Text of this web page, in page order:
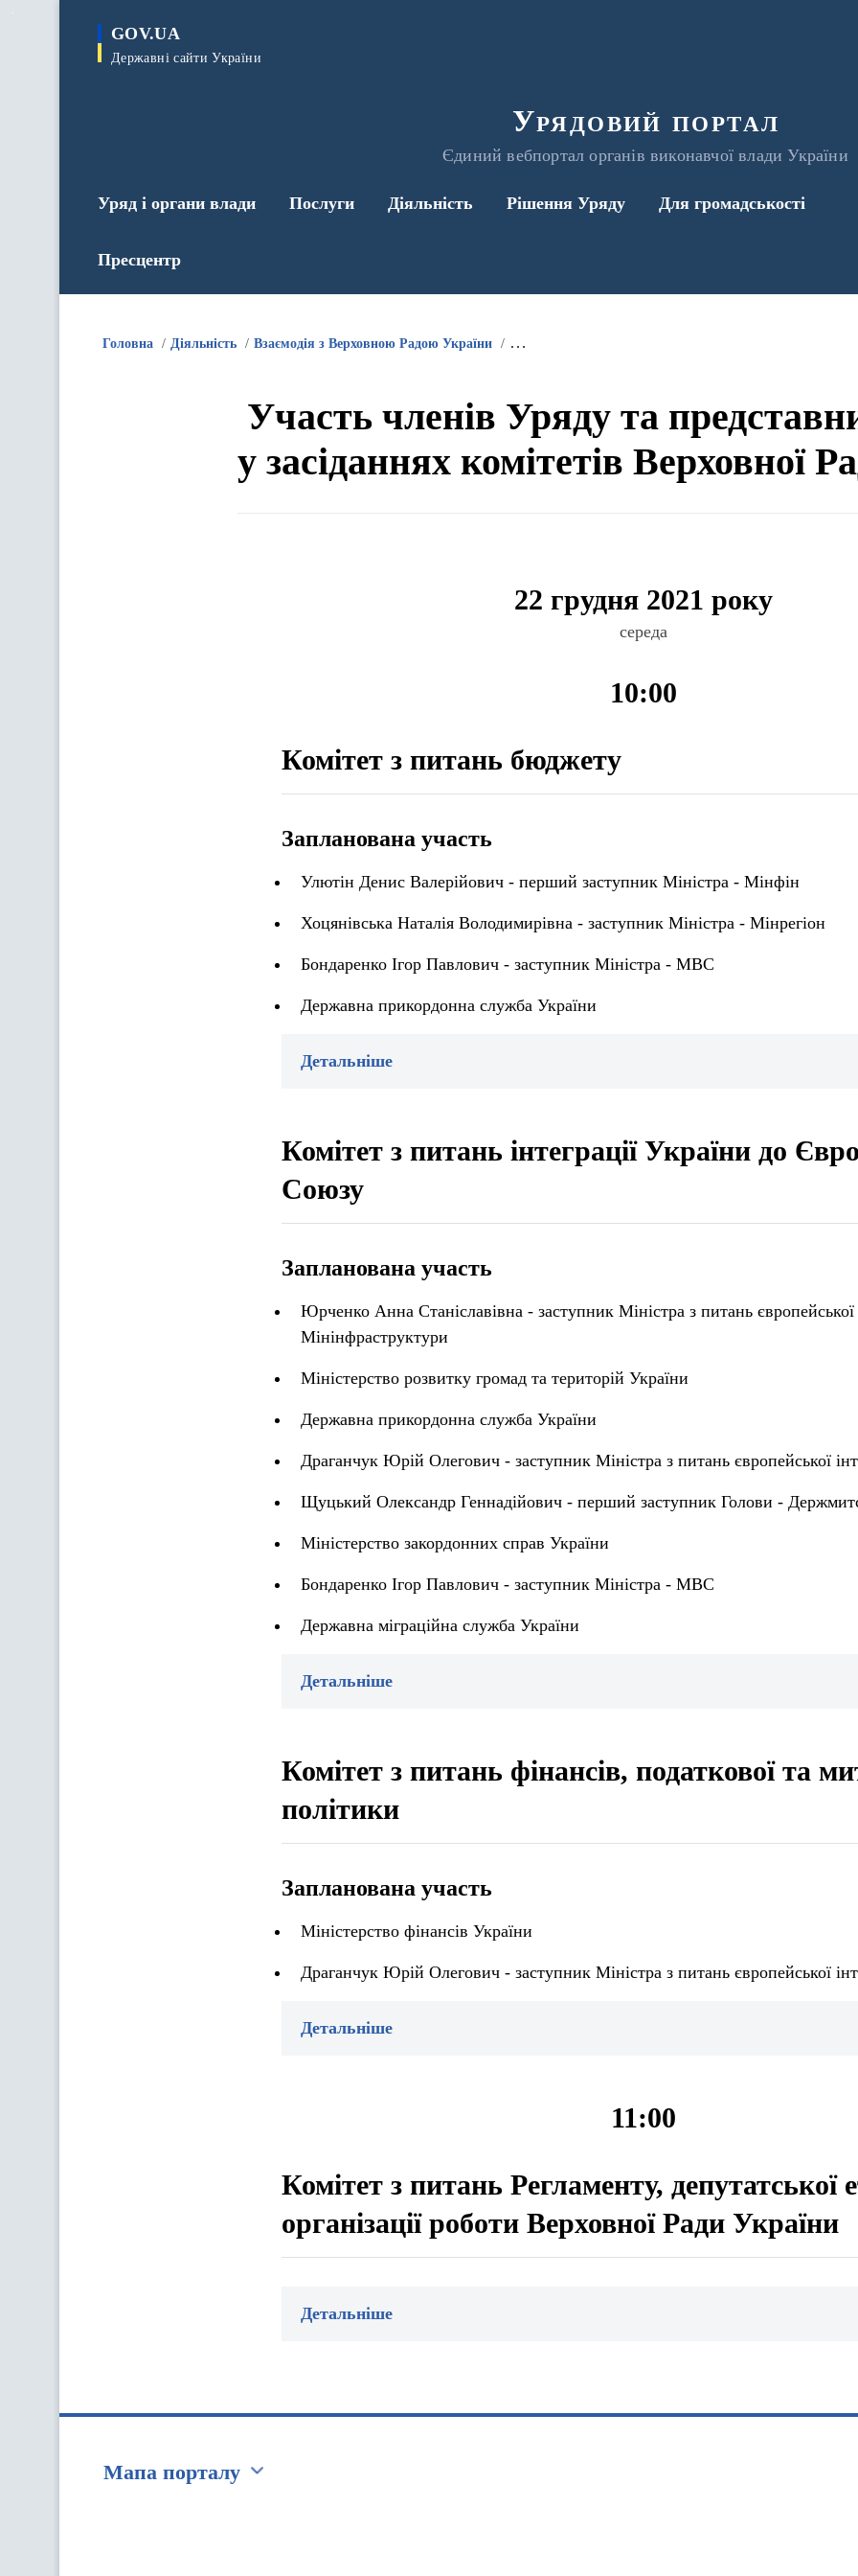
GOV.UA
Державні сайти України
Урядовий портал
Єдиний вебпортал органів виконавчої влади України
Уряд і органи влади Послуги Діяльність Рішення Уряду Для громадськості
Пресцентр
Головна Діяльність Взаємодія з Верховною Радою України Інформація про участь членів Уряду та представників
Участь членів Уряду та
у засіданнях комітетів Верховної
22 грудня 2021 року
середа
10:00
Комітет з питань бюджету
Запланована участь
Улютін Денис Валерійович - перший заступник Міністра - Мінфін
Хоцянівська Наталія Володимирівна - заступник Міністра - Мінрегіон
Бондаренко Ігор Павлович - заступник Міністра - МВС
Державна прикордонна служба України
Детальніше
Комітет з питань інтеграції України до
Союзу
Запланована участь
Юрченко Анна Станіславівна - заступник Міністра з питань європейської
Мінінфраструктури
Міністерство розвитку громад та територій України
Державна прикордонна служба України
Драганчук Юрій Олегович - заступник Міністра з питань європейської
Щуцький Олександр Геннадійович - перший заступник Голови -
Міністерство закордонних справ України
Бондаренко Ігор Павлович - заступник Міністра - МВС
Державна міграційна служба України
Детальніше
Комітет з питань фінансів, податкової та
політики
Запланована участь
Міністерство фінансів України
Драганчук Юрій Олегович - заступник Міністра з питань європейської
Детальніше
11:00
Комітет з питань Регламенту, депутатської
організації роботи Верховної Ради України
Детальніше
Мапа порталу